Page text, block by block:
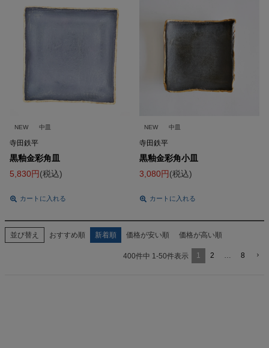
NEW 中皿
寺田鉄平
黒釉金彩角皿
5,830
税込
カートに入れる
NEW 中皿
寺田鉄平
黒釉金彩角小皿
3,080
税込
カートに入れる
並び替え おすすめ順 新着順 価格が安い順 価格が高い順
400件中 1 -50件表示 1 2 … 8